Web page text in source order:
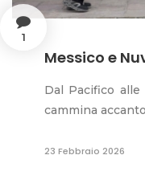
1
Messico e
Dal Pacifico
cammina
23 Febbraio 2026